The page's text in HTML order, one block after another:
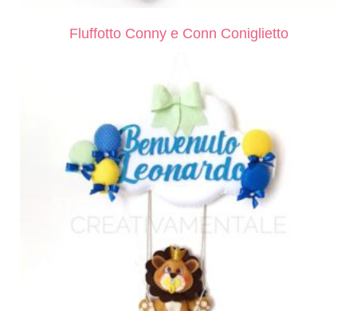
Fluffotto Conny e Conn Coniglietto